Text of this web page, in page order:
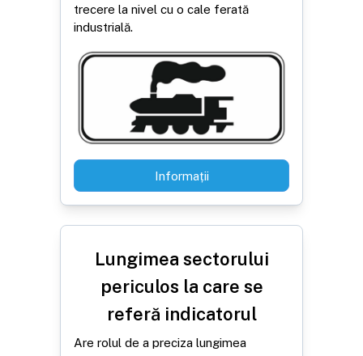
trecere la nivel cu o cale ferată
industrială.
Informații
Lungimea sectorului
periculos la care se
referă indicatorul
Are rolul de a preciza lungimea